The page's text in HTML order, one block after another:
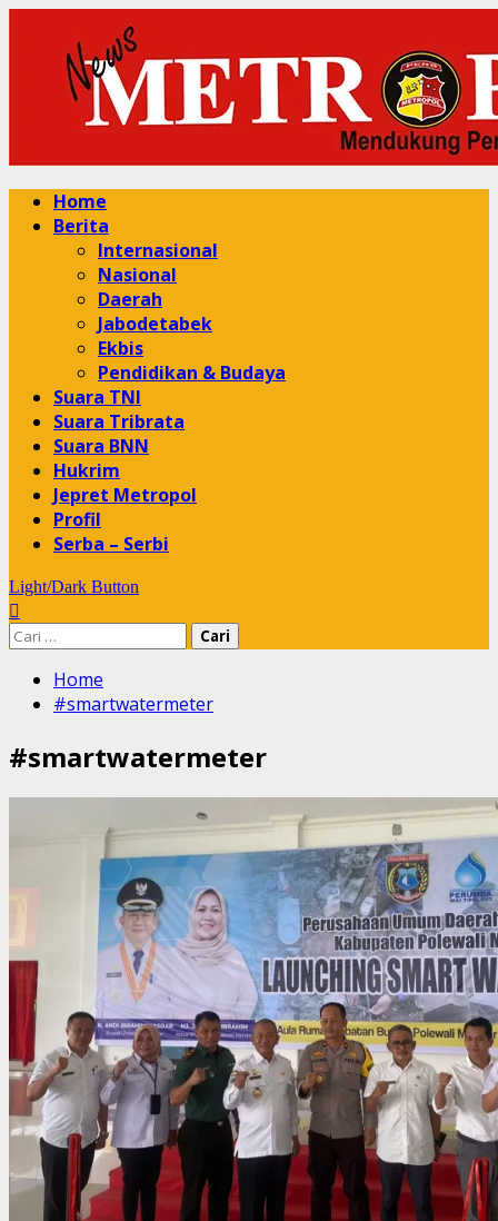
content
Primary
Menu
Home
Berita
Internasional
Nasional
Daerah
Jabodetabek
Ekbis
Pendidikan & Budaya
Suara TNI
Suara Tribrata
Suara BNN
Hukrim
Jepret Metropol
Profil
Serba – Serbi
Light/Dark Button
Cari
Home
#smartwatermeter
#smartwatermeter